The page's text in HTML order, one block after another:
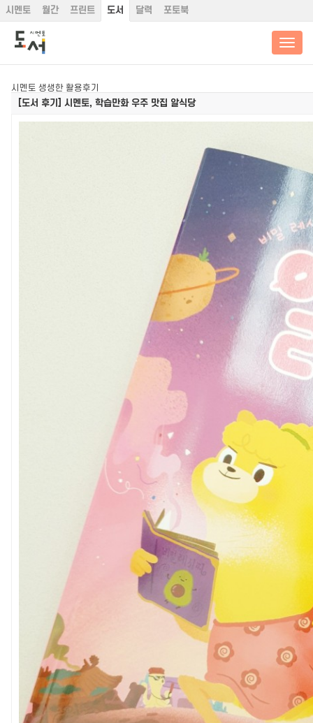
시멘토 월간 프린트 도서 달력 포토북
시멘토 생생한 활용후기
[도서 후기] 시멘토, 학습만화 우주 맛집 알식당